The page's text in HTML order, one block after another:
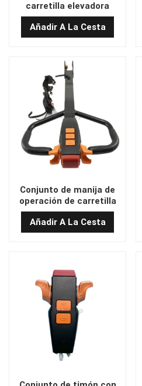
carretilla elevadora
eléctrica REMA fabricado
en China
Añadir A La Cesta
Conjunto de manija de
operación de carretilla
elevadora eléctrica OEM
CBD18J/20-Li3
Añadir A La Cesta